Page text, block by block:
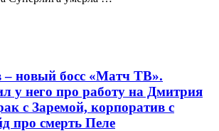
– новый босс «Матч ТВ».
у него про работу на Дмитрия
с Заремой, корпоратив с
про смерть Пеле